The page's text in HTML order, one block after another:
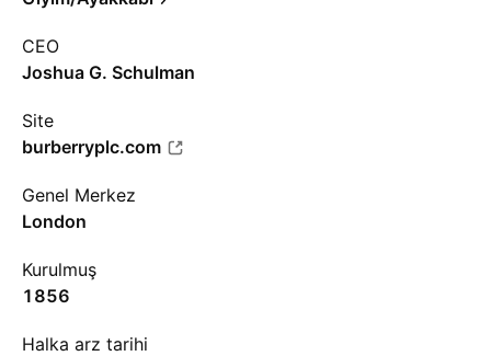
CEO
Joshua G. Schulman
Site
burberryplc.com
Genel Merkez
London
Kurulmuş
1856
Halka arz tarihi